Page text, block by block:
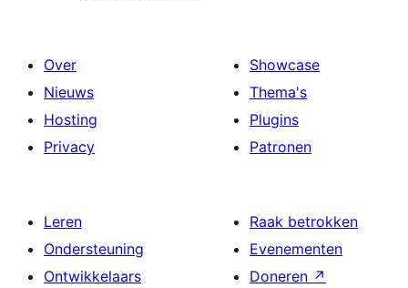
Over
Nieuws
Hosting
Privacy
Showcase
Thema's
Plugins
Patronen
Leren
Ondersteuning
Ontwikkelaars
Raak betrokken
Evenementen
Doneren ↗